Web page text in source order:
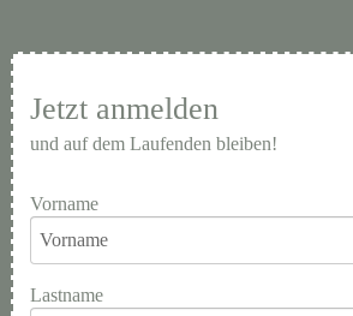
Jetzt anmelden
und auf dem Laufenden bleiben!
Vorname
Lastname